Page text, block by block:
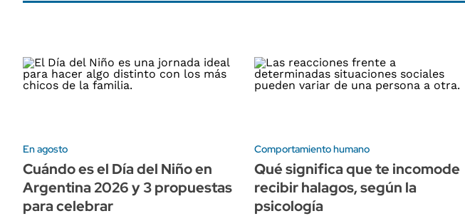
En agosto
Cuándo es el Día del Niño en
Argentina 2026 y 3 propuestas
para celebrar
Comportamiento humano
Qué significa que te incomode
recibir halagos, según la
psicología